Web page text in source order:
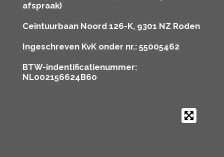
afspraak)
Ceintuurbaan Noord 126-K, 9301 NZ Roden
Ingeschreven KvK onder nr.: 55005462
BTW-indentificatienummer:
NL002156624B60